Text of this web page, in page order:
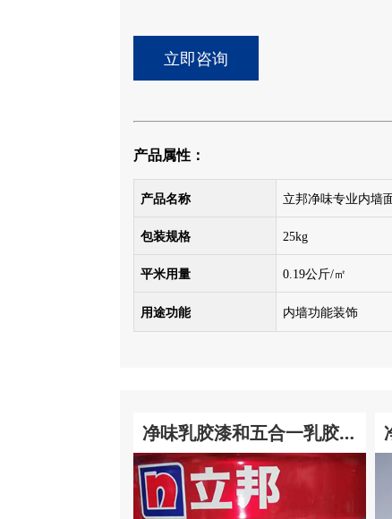
立即咨询
产品属性：
产品名称 立邦净味专业内墙
包装规格 25kg
平米用量 0.19公斤/㎡
用途功能 内墙功能装饰
净味乳胶漆和五合一乳胶漆
有什么区别?